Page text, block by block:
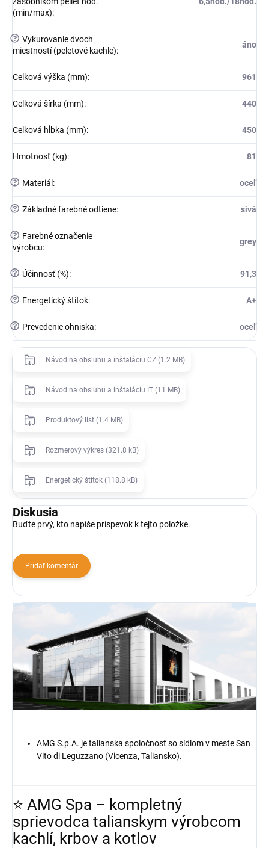
(min/max):
? Vykurovanie dvoch
miestností (peletové kachle):
áno
Celková výška (mm): 961
Celková šírka (mm): 440
Celková hĺbka (mm): 450
Hmotnosť (kg): 81
? Materiál : oceľ
? Základné farebné odtiene: sivá
?
Farebné označenie
výrobcu:
grey
? Účinnosť (%): 91,3
? Energetický štítok: A+
? Prevedenie ohniska: oceľ
Návod na obsluhu a inštaláciu CZ (1.2 MB)
Návod na obsluhu a inštaláciu IT (11 MB)
Produktový list (1.4 MB)
Rozmerový výkres (321.8 kB)
Energetický štítok (118.8 kB)
Diskusia
Buďte prvý, kto napíše príspevok k tejto položke.
Pridať komentár
AMG S.p.A. je talianska spoločnosť so sídlom v meste San
Vito di Leguzzano (Vicenza, Taliansko).
⭐ AMG Spa – kompletný
sprievodca talianskym výrobcom
kachlí, krbov a kotlov